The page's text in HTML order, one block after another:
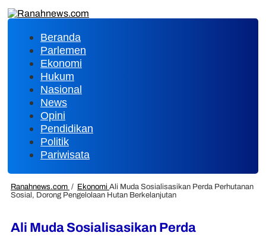
Beranda
Parlemen
Ekonomi
Hukum
Nasional
News
Opini
Pendidikan
Politik
Pariwisata
Ranahnews.com / Ekonomi Ali Muda Sosialisasikan Perda Perhutanan
Sosial, Dorong Pengelolaan Hutan Berkelanjutan
Ali Muda Sosialisasikan Perda